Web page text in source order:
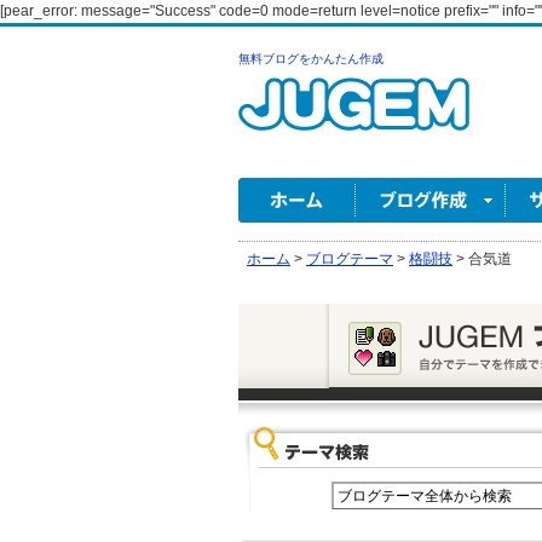
[pear_error: message="Success" code=0 mode=return level=notice prefix=""
無料ブログをかんたん作成
ホーム > ブログテーマ > 格闘技 > 合気道